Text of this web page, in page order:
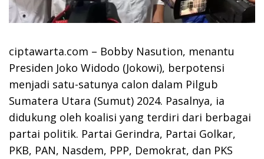
ciptawarta.com – Bobby Nasution, menantu
Presiden Joko Widodo (Jokowi), berpotensi
menjadi satu-satunya calon dalam Pilgub
Sumatera Utara (Sumut) 2024. Pasalnya, ia
didukung oleh koalisi yang terdiri dari berbagai
partai politik. Partai Gerindra, Partai Golkar,
PKB, PAN, Nasdem, PPP, Demokrat, dan PKS